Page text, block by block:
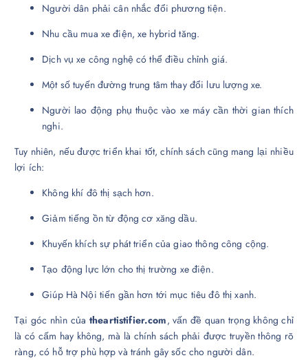
Người dân phải cân nhắc đổi phương tiện.
Nhu cầu mua xe điện, xe hybrid tăng.
Dịch vụ xe công nghệ có thể điều chỉnh giá.
Một số tuyến đường trung tâm thay đổi lưu lượng xe.
Người lao động phụ thuộc vào xe máy cần thời gian thích
nghi.
Tuy nhiên, nếu được triển khai tốt, chính sách cũng mang lại nhiều
lợi ích:
Không khí đô thị sạch hơn.
Giảm tiếng ồn từ động cơ xăng dầu.
Khuyến khích sự phát triển của giao thông công cộng.
Tạo động lực lớn cho thị trường xe điện.
Giúp Hà Nội tiến gần hơn tới mục tiêu đô thị xanh.
Tại góc nhìn của theartistifier.com, vấn đề quan trọng không chỉ
là có cấm hay không, mà là chính sách phải được truyền thông rõ
ràng, có hỗ trợ phù hợp và tránh gây sốc cho người dân.